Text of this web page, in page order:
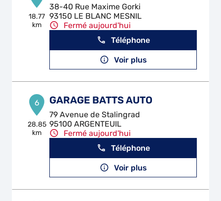
18.77
km
38-40 Rue Maxime Gorki
93150 LE BLANC MESNIL
Fermé aujourd'hui
Téléphone
Voir plus
6
28.85
km
GARAGE BATTS AUTO
79 Avenue de Stalingrad
95100 ARGENTEUIL
Fermé aujourd'hui
Téléphone
Voir plus